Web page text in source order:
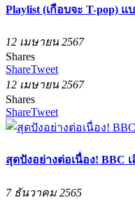
Playlist (เกือบจะ T-pop)
12 เมษายน 2567
Shares
ShareTweet
12 เมษายน 2567
Shares
ShareTweet
สุดปังอย่างต่อเนื่อง! BBC
7 ธันวาคม 2565